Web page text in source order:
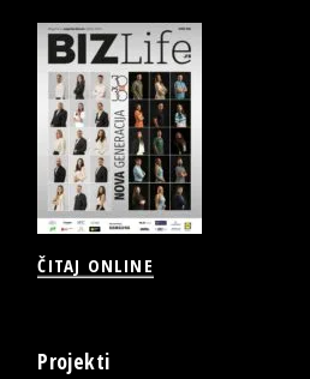
ČITAJ ONLINE
Projekti